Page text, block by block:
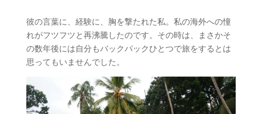
彼の言葉に、経験に、胸を撃たれた私。私の海外への憧
れがフツフツと再沸騰したのです。その時は、まさかそ
の数年後には自分もバックパックひとつで旅をするとは
思ってもいませんでした。